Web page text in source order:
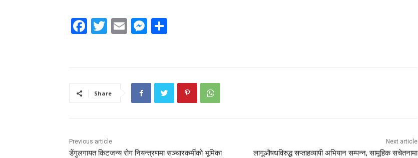
Facebook
Twitter
EmailMessenger
Share
Previous article
डेंगुलगायत किटजन्य रोग नियन्त्रणमा सञ्चारकर्मीको भूमिका
Next article
लागूऔषधविरुद्ध सप्ताहव्यापी अभियान सम्पन्न, सामूहिक सचेतनामा